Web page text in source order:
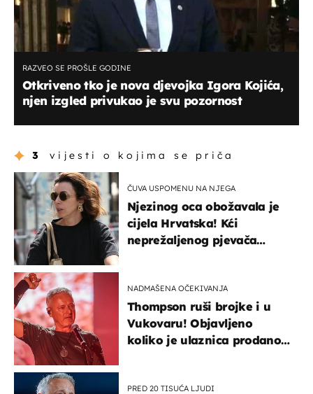
RAZVEO SE PROŠLE GODINE
Otkriveno tko je nova djevojka Igora Kojića,
njen izgled privukao je svu pozornost
3 vijesti o kojima se priča
ČUVA USPOMENU NA NJEGA
Njezinog oca obožavala je
cijela Hrvatska! Kći
neprežaljenog pjevača
NADMAŠENA OČEKIVANJA
Thompson ruši brojke i u
Vukovaru! Objavljeno
koliko je ulaznica prodano
PRED 20 TISUĆA LJUDI